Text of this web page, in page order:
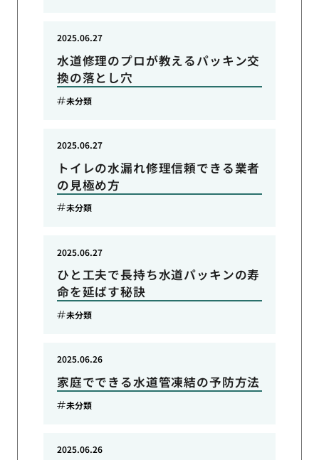
水道修理のプロが教えるパッキン交
換の落とし穴
2025.06.27
未分類
トイレの水漏れ修理信頼できる業者
の見極め方
2025.06.27
未分類
ひと工夫で長持ち水道パッキンの寿
命を延ばす秘訣
2025.06.27
未分類
家庭でできる水道管凍結の予防方法
2025.06.26
未分類
2025.06.26